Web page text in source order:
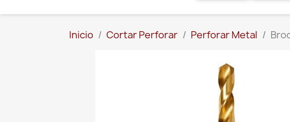
Inicio Cortar Perforar Perforar Metal